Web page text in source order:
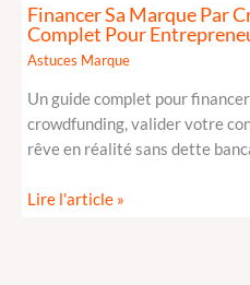
Financer Sa Marque Par
Complet Pour
Astuces Marque
Un guide complet pour
crowdfunding, valider votre
rêve en réalité sans dette
Lire l'article »